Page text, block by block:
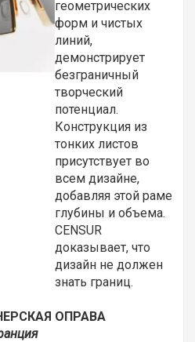
геометрических
форм и чистых
линий,
демонстрирует
безграничный
творческий
потенциал.
Конструкция из
тонких листов
присутствует во
всем дизайне,
добавляя этой раме
глубины и объема.
CENSUR
доказывает, что
дизайн не должен
знать границ.
ОПРАВА